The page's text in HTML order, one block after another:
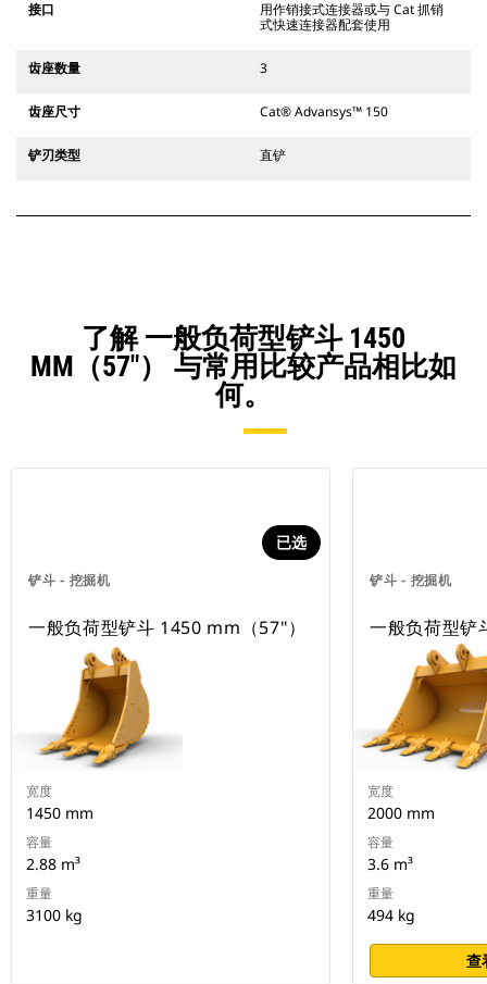
接口
用作销接式连接器或与 Cat 抓销
式快速连接器配套使用
齿座数量 3
齿座尺寸 Cat® Advansys™ 150
铲刃类型 直铲
了解 一般负荷型铲斗 1450
MM（57"） 与常用比较产品相比如
何。
铲斗 - 挖掘机
已选
一般负荷型铲斗 1450 mm（57"）
宽度
1450 mm
容量
2.88 m³
重量
3100 kg
铲斗 - 挖掘机
一般负荷型
宽度
2000 mm
容量
3.6 m³
重量
494 kg
查